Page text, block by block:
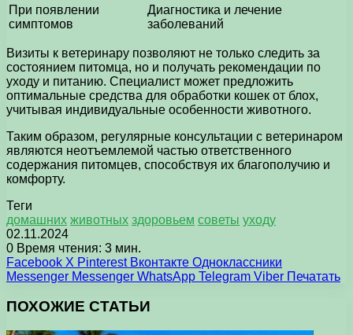
При появлении
симптомов
Диагностика и лечение
заболеваний
Визиты к ветеринару позволяют не только следить за
состоянием питомца, но и получать рекомендации по
уходу и питанию. Специалист может предложить
оптимальные средства для обработки кошек от блох,
учитывая индивидуальные особенности животного.
Таким образом, регулярные консультации с ветеринаром
являются неотъемлемой частью ответственного
содержания питомцев, способствуя их благополучию и
комфорту.
Теги
домашних животных здоровьем советы уходу
02.11.2024
0 Время чтения: 3 мин.
Facebook X Pinterest Вконтакте Одноклассники
Messenger Messenger WhatsApp Telegram Viber Печатать
ПОХОЖИЕ СТАТЬИ